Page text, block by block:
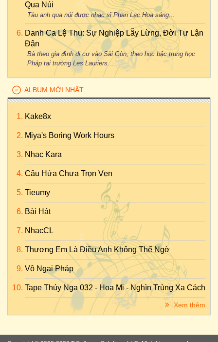
Qua Núi
Tàu anh qua núi được nhạc sĩ Phan Lạc Hoa sáng...
Danh Ca Lệ Thu: Sự Nghiệp Lẫy Lừng, Đời Tư Lận
Đận
Bà theo gia đình di cư vào Sài Gòn, theo học bậc trung học
Pháp tại trường Les Lauriers...
ALBUM MỚI NHẤT
Kake8x
Miya's Boring Work Hours
Nhac Kara
Câu Hứa Chưa Trọn Vẹn
Tieumy
Bài Hát
NhạcCL
Thương Em Là Điều Anh Không Thể Ngờ
Vô Ngại Pháp
Tape Thúy Nga 032 - Họa Mi - Nghìn Trùng Xa Cách
Xem thêm